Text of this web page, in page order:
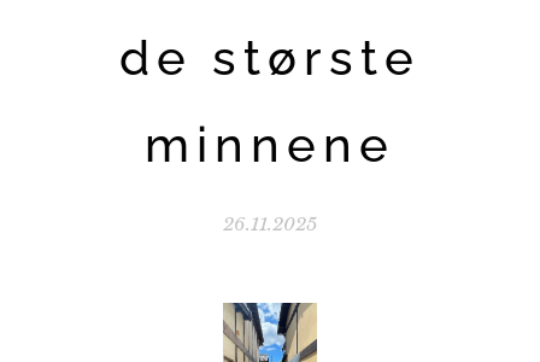
de største
minnene
26.11.2025